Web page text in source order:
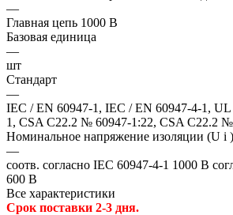
—
Главная цепь 1000 В
Базовая единица
—
шт
Стандарт
—
IEC / EN 60947-1, IEC / EN 60947-4-1,
1, CSA C22.2 № 60947-1:22, CSA C22.2 №
Номинальное напряжение изоляции (U i )
—
соотв. согласно IEC 60947-4-1 1000 В
600 В
Все характеристики
Срок поставки 2-3 дня.